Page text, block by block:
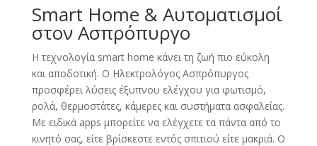
Smart Home & Αυτοματισμοί
στον Ασπρόπυργο
Η τεχνολογία smart home κάνει τη ζωή πιο εύκολη
και αποδοτική. Ο Ηλεκτρολόγος Ασπρόπυργος
προσφέρει λύσεις έξυπνου ελέγχου για φωτισμό,
ρολά, θερμοστάτες, κάμερες και συστήματα ασφαλείας.
Με ειδικά apps μπορείτε να ελέγχετε τα πάντα από το
κινητό σας, είτε βρίσκεστε εντός σπιτιού είτε μακριά. Ο